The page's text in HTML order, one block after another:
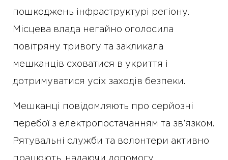
пошкоджень інфраструктурі регіону.
Місцева влада негайно оголосила
повітряну тривогу та закликала
мешканців сховатися в укриття і
дотримуватися усіх заходів безпеки.
Мешканці повідомляють про серйозні
перебої з електропостачанням та зв’язком.
Рятувальні служби та волонтери активно